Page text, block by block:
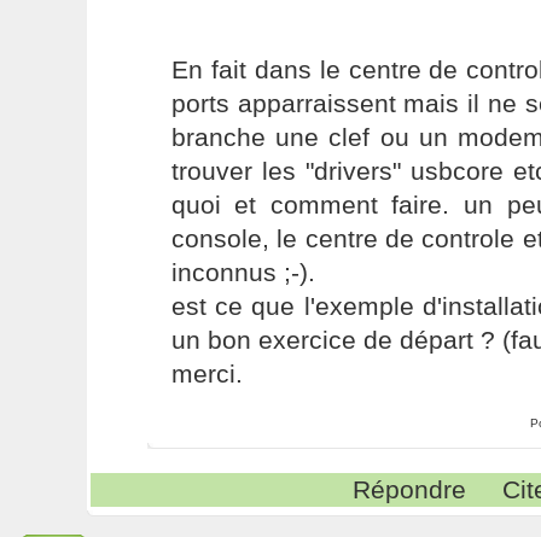
En fait dans le centre de
ports apparraissent mais il ne
branche une clef ou un
trouver les "drivers" usbcore
quoi et comment faire. un
console, le centre de controle
inconnus ;-).
est ce que l'exemple
un bon exercice de départ ?
merci.
Répondre